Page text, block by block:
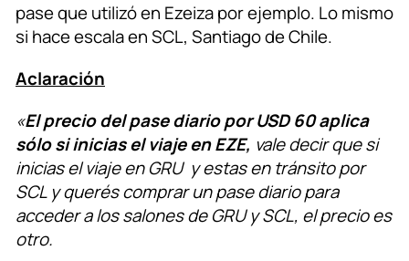
pase que utilizó en Ezeiza por ejemplo. Lo mismo
si hace escala en SCL, Santiago de Chile.
Aclaración
«El precio del pase diario por USD 60 aplica
sólo si inicias el viaje en EZE, vale decir que si
inicias el viaje en GRU y estas en tránsito por
SCL y querés comprar un pase diario para
acceder a los salones de GRU y SCL, el precio es
otro.